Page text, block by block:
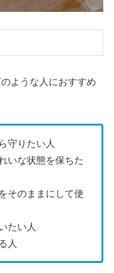
ような人におすすめ
守りたい人
いな状態を保ちた
そのままにして使
たい人
人